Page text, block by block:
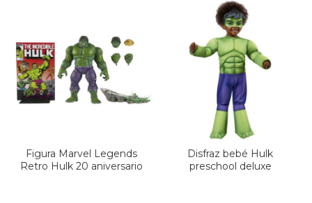
Figura Marvel Legends
Retro Hulk 20 aniversario
Disfraz bebé Hulk
preschool deluxe